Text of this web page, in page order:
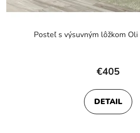
Posteľ s výsuvným lôžkom
je
4,0
€405
DETAIL